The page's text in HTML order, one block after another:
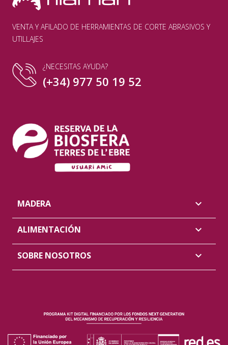
VENTA Y AFILADO DE HERRAMIENTAS DE CORTE ABRASIVOS Y
UTILLAJES
¿NECESITAS AYUDA?
(+34) 977 50 19 52
MADERA 
ALIMENTACIÓN 
SOBRE NOSOTROS 